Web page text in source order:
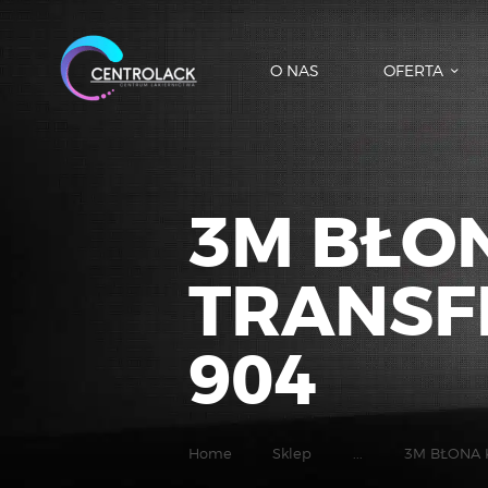
O NAS OFERTA
3M
904
Home Sklep ... 3M BŁONA